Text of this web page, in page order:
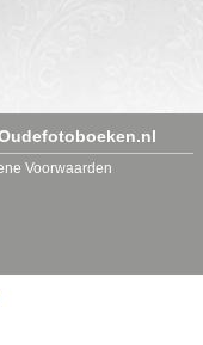
Voorwaarden